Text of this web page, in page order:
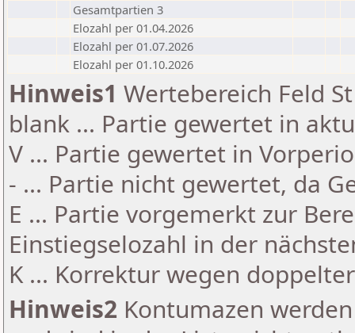
Gesamtpartien 3
Elozahl per 01.04.2026
Elozahl per 01.07.2026
Elozahl per 01.10.2026
Hinweis1 Wertebereich Feld
blank ... Partie gewertet in
V ... Partie gewertet in
- ... Partie nicht gewertet, da
E ... Partie vorgemerkt zur
Einstiegselozahl in der
K ... Korrektur wegen
Hinweis2 Kontumazen